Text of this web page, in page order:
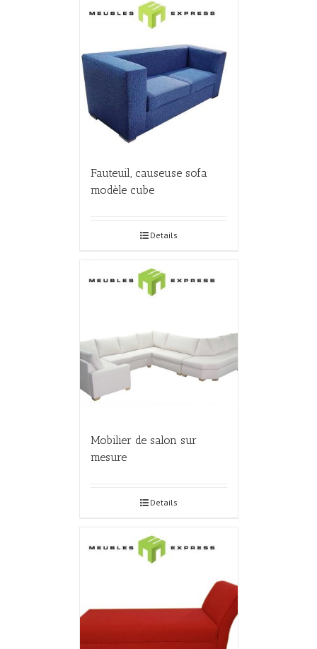
Fauteuil, causeuse sofa
modèle cube
Details
Mobilier de salon sur
mesure
Details